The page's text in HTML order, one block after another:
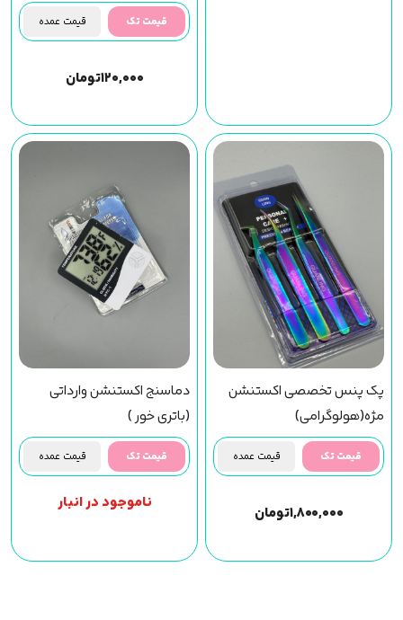
قیمت تک قیمت عمده
۱۲۰,۰۰۰تومان
پک پنس تخصصی اکستنشن
مژه(هولوگرامی)
قیمت تک قیمت عمده
۱,۸۰۰,۰۰۰تومان
دماسنج اکستنشن وارداتی
(باتری خور )
قیمت تک قیمت عمده
ناموجود در انبار